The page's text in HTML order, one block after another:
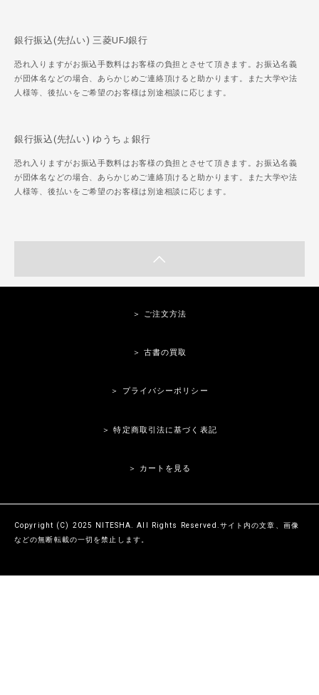
銀行振込(先払い) 三菱UFJ銀行
恐れ入りますがお振込手数料はお客様の負担とさせて頂きます。お振込名義
が団体名などの場合、あらかじめご連絡頂けると助かります。また大学や法
人様等、後払いをご希望のお客様は別途相談に応じます。
銀行振込(先払い) ゆうちょ銀行
恐れ入りますがお振込手数料はお客様の負担とさせて頂きます。お振込名義
が団体名などの場合、あらかじめご連絡頂けると助かります。また大学や法
人様等、後払いをご希望のお客様は別途相談に応じます。
＞ ご注文方法
＞ 古書の買取
＞ プライバシーポリシー
＞ 特定商取引法に基づく表記
＞ カートを見る
Copyright (C) 2025 NITESHA. All Rights Reserved.サイト内の文章、画像
などの無断転載の一切を禁止します。